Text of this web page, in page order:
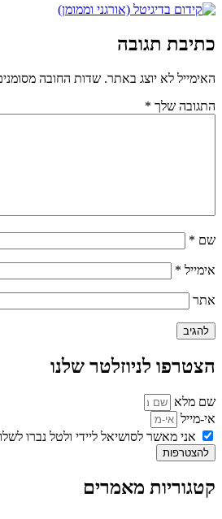
כתיבת תגובה
האימייל לא יוצג באתר. שדות החובה
התגובה שלך *
שם *
אימייל *
אתר
הצטרפו לניוזלטר שלנו
שם מלא
אי-מייל
אני מאשר לסושיאל ליידי ולטל נברו
להצטרפות
קטגוריות מאמרים